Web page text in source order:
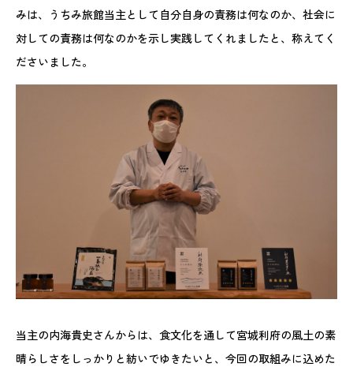
みは、うちみ旅館当主として自分自身の責務は何なのか、社会に
対しての責務は何なのかを示し実践してくれましたと、称えてく
ださいました。
当主の内海貴史さんからは、食文化を通して宮城利府の風土の素
晴らしさをしっかりと紡いでゆきたいと、今回の取組みに込めた